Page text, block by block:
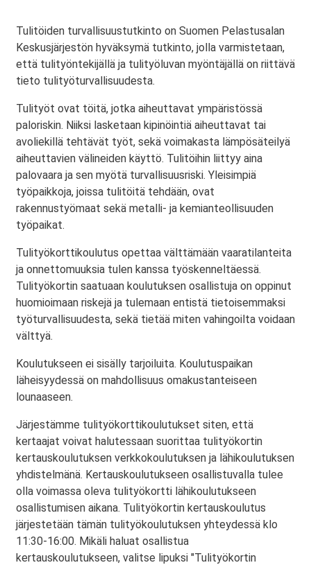
Tulitöiden turvallisuustutkinto on Suomen Pelastusalan
Keskusjärjestön hyväksymä tutkinto, jolla varmistetaan,
että tulityöntekijällä ja tulityöluvan myöntäjällä on riittävä
tieto tulityöturvallisuudesta.
Tulityöt ovat töitä, jotka aiheuttavat ympäristössä
paloriskin. Niiksi lasketaan kipinöintiä aiheuttavat tai
avoliekillä tehtävät työt, sekä voimakasta lämpösäteilyä
aiheuttavien välineiden käyttö. Tulitöihin liittyy aina
palovaara ja sen myötä turvallisuusriski. Yleisimpiä
työpaikkoja, joissa tulitöitä tehdään, ovat
rakennustyömaat sekä metalli- ja kemianteollisuuden
työpaikat.
Tulityökorttikoulutus opettaa välttämään vaaratilanteita
ja onnettomuuksia tulen kanssa työskenneltäessä.
Tulityökortin saatuaan koulutuksen osallistuja on oppinut
huomioimaan riskejä ja tulemaan entistä tietoisemmaksi
työturvallisuudesta, sekä tietää miten vahingoilta voidaan
välttyä.
Koulutukseen ei sisälly tarjoiluita. Koulutuspaikan
läheisyydessä on mahdollisuus omakustanteiseen
lounaaseen.
Järjestämme tulityökorttikoulutukset siten, että
kertaajat voivat halutessaan suorittaa tulityökortin
kertauskoulutuksen verkkokoulutuksen ja lähikoulutuksen
yhdistelmänä. Kertauskoulutukseen osallistuvalla tulee
olla voimassa oleva tulityökortti lähikoulutukseen
osallistumisen aikana. Tulityökortin kertauskoulutus
järjestetään tämän tulityökoulutuksen yhteydessä klo
11:30-16:00. Mikäli haluat osallistua
kertauskoulutukseen, valitse lipuksi "Tulityökortin